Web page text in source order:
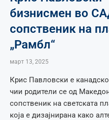
бизнисмен во
сопственик на
„Рамбл“
март 13, 2025
Крис Павловски е
чии родители се од
сопственик на светската
која е дизајнирана како